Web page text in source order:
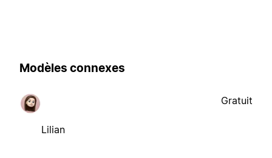
Modèles connexes
Lilian
Gratuit